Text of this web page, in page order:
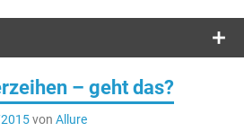
– geht das?
von Allure